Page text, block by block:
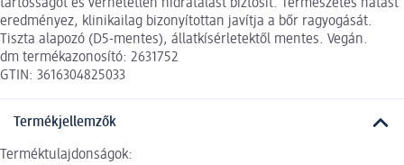
tartósságot és verhetetlen hidratálást biztosít. Természetes hatást
eredményez, klinikailag bizonyítottan javítja a bőr ragyogását.
Tiszta alapozó (D5-mentes), állatkísérletektől mentes. Vegán.
dm termékazonosító: 2631752
GTIN: 3616304825033
Termékjellemzők
Terméktulajdonságok: